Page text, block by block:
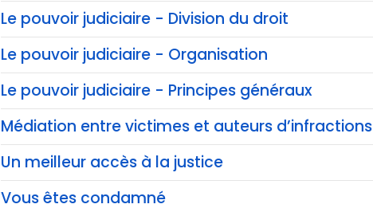
Le pouvoir judiciaire - Division du droit
Le pouvoir judiciaire - Organisation
Le pouvoir judiciaire - Principes généraux
Médiation entre victimes et auteurs d’infractions
Un meilleur accès à la justice
Vous êtes condamné